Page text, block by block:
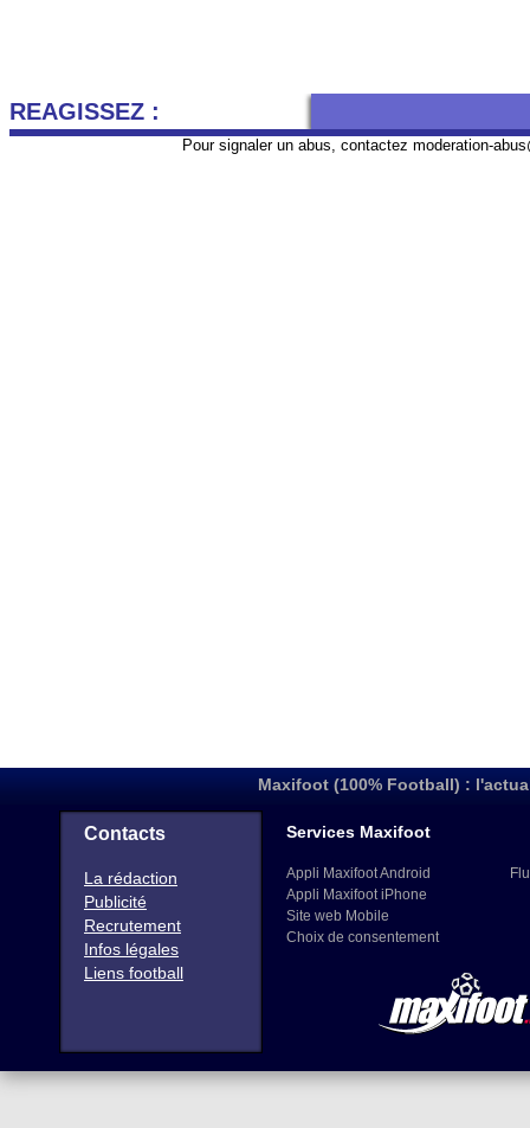
REAGISSEZ :
Pour signaler un abus, contactez moderation-
Maxifoot (100% Football) :
Contacts
La rédaction
Publicité
Recrutement
Infos légales
Liens football
Services Maxifoot
Appli Maxifoot Android
Appli Maxifoot iPhone
Site web Mobile
Choix de consentement